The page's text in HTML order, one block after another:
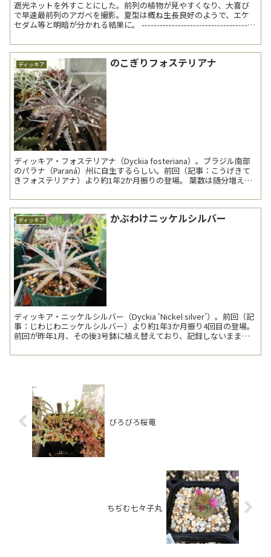
遮光ネットを外すことにした。前列の植物が見やすくなり、大喜び
で早速最前列のアガベを撮影。夏型は概ね生長良好のようで、エケ
セダム等と明暗が分かれる結果に。 --------------------------------------
ディッキア のこぎりフォステリアナ
ディッキア・フォステリアナ（Dyckia fosteriana）。ブラジル南部
のパラナ（Paraná）州に自生するらしい。前回（記事：こうげきて
きフォステリアナ）より約1年2か月振りの登場。 葉数は随分増え
ディッキア かぶわけニッケルシルバー
ディッキア・ニッケルシルバー（Dyckia ‘Nickel silver’）。前回（記
事：じわじわニッケルシルバー）より約1年3か月振り4回目の登場。
前回が昨年1月、その後3号鉢に植え替えており、記録しないまま先
びろびろ桜竜
ちぢむ七々子丸